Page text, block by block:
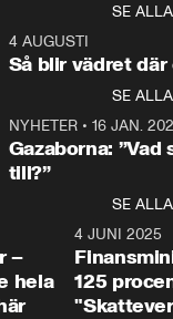
avsnittet av
Makten”. Se
Aftonbladets
Rohwedder
Thand Ring
SE ALLA
4 AUGUSTI
Så blir vädret där
SE ALLA
NYHETER• 16 JAN.
Gazaborna:
till?”
SE ALLA
4:29
–
hela
4 JUNI 2025
125